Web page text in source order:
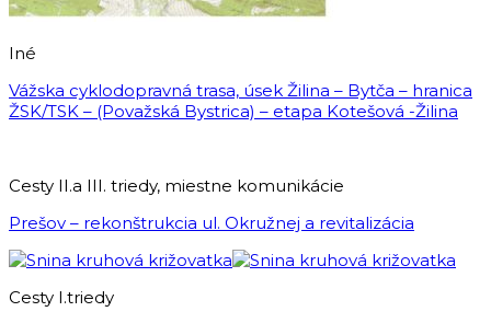
Iné
Vážska cyklodopravná trasa, úsek Žilina – Bytča – hranica
ŽSK/TSK – (Považská Bystrica) – etapa Kotešová -Žilina
Cesty II.a III. triedy, miestne komunikácie
Prešov – rekonštrukcia ul. Okružnej a revitalizácia
Cesty I.triedy